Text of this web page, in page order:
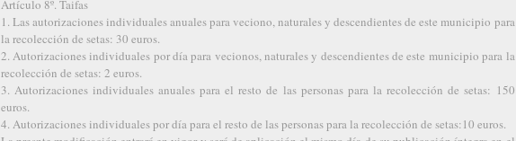
Artículo 8º. Taifas
1. Las autorizaciones individuales anuales para veciono, naturales y descendientes de este municipio para
la recolección de setas: 30 euros.
2. Autorizaciones individuales por día para vecionos, naturales y descendientes de este municipio para la
recolección de setas: 2 euros.
3. Autorizaciones individuales anuales para el resto de las personas para la recolección de setas: 150
euros.
4. Autorizaciones individuales por día para el resto de las personas para la recolección de setas:10 euros.